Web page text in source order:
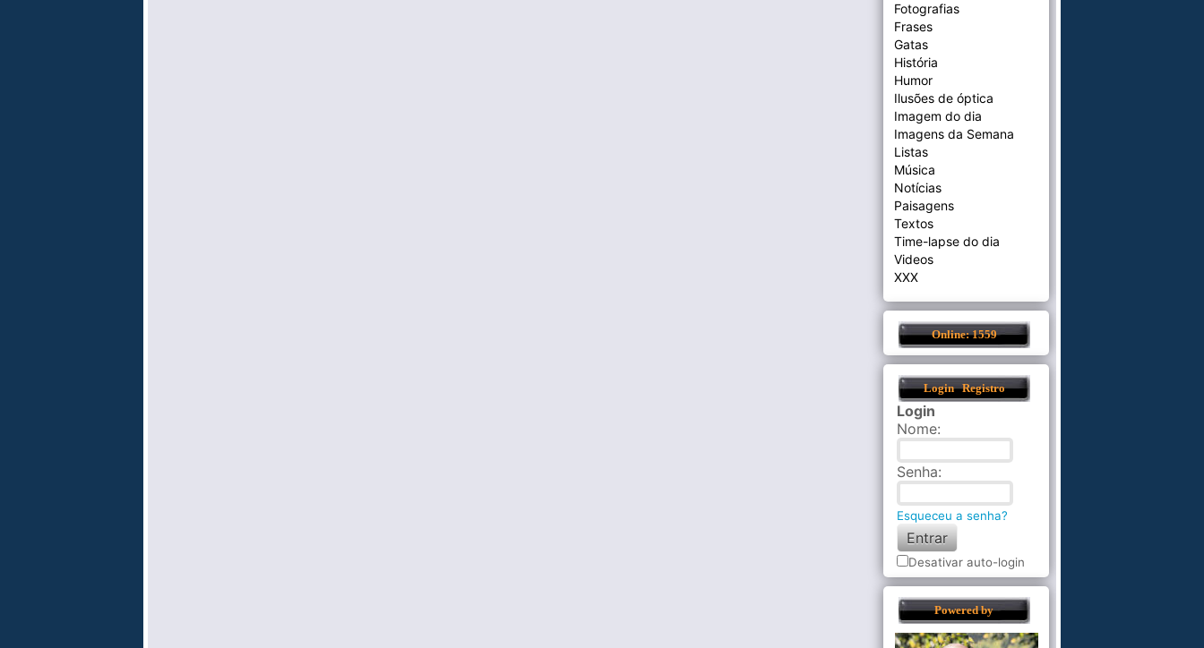
Fotografias
Frases
Gatas
História
Humor
Ilusões de óptica
Imagem do dia
Imagens da Semana
Listas
Música
Notícias
Paisagens
Textos
Time-lapse do dia
Videos
XXX
Online: 1559
Login Registro
Login
Nome:
Senha:
Esqueceu a senha?
Desativar auto-login
Powered by